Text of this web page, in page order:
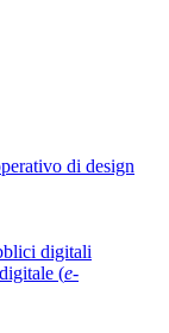
di design
digitali
(e-